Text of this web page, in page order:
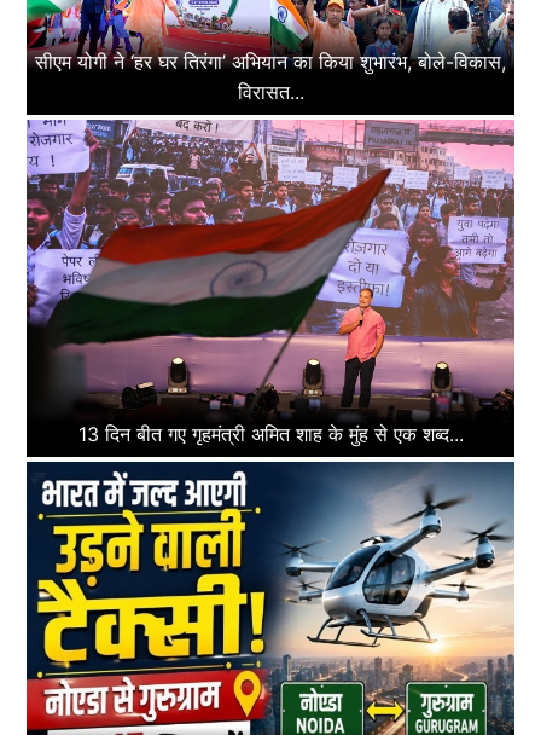
सीएम योगी ने ‘हर घर तिरंगा’ अभियान का किया शुभारंभ, बोले-विकास,
विरासत...
13 दिन बीत गए गृहमंत्री अमित शाह के मुंह से एक शब्द...